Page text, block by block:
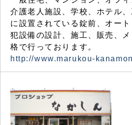
介護老人施設、学校、ホテル
に設置されている錠前、オー
犯設備の設計、施工、販売、
格で行っております。
http://www.marukou-